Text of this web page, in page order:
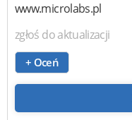
www.microlabs.pl
zgłoś do aktualizacji
+ Oceń